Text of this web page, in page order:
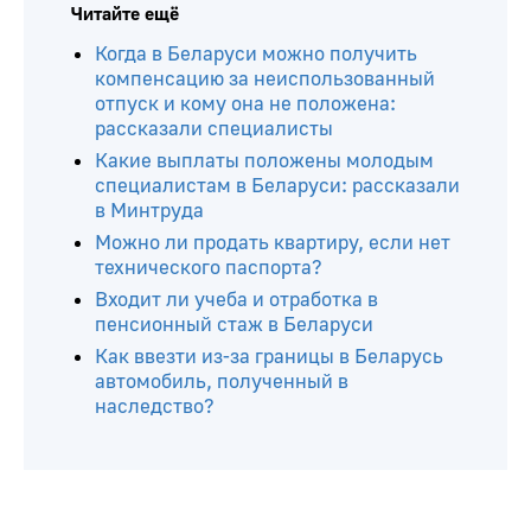
Читайте ещё
Когда в Беларуси можно получить
компенсацию за неиспользованный
отпуск и кому она не положена:
рассказали специалисты
Какие выплаты положены молодым
специалистам в Беларуси: рассказали
в Минтруда
Можно ли продать квартиру, если нет